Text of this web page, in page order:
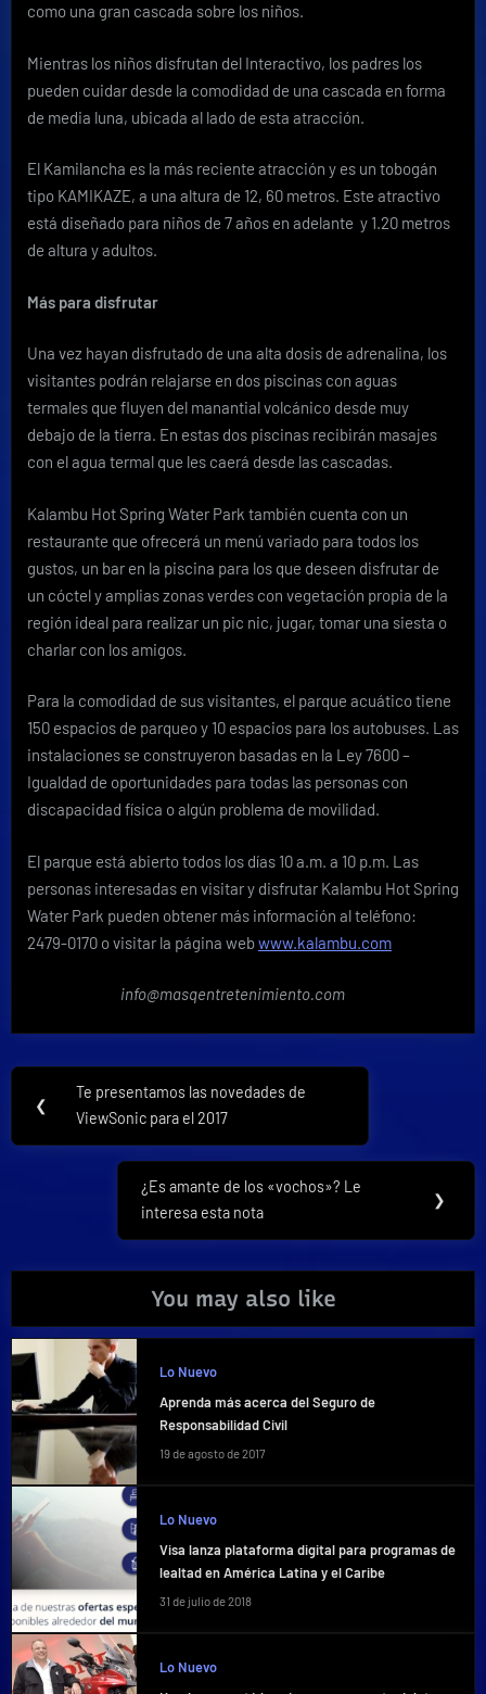
como una gran cascada sobre los niños.
Mientras los niños disfrutan del Interactivo, los padres los
pueden cuidar desde la comodidad de una cascada en forma
de media luna, ubicada al lado de esta atracción.
El Kamilancha es la más reciente atracción y es un tobogán
tipo KAMIKAZE, a una altura de 12, 60 metros. Este atractivo
está diseñado para niños de 7 años en adelante y 1.20 metros
de altura y adultos.
Más para disfrutar
Una vez hayan disfrutado de una alta dosis de adrenalina, los
visitantes podrán relajarse en dos piscinas con aguas
termales que fluyen del manantial volcánico desde muy
debajo de la tierra. En estas dos piscinas recibirán masajes
con el agua termal que les caerá desde las cascadas.
Kalambu Hot Spring Water Park también cuenta con un
restaurante que ofrecerá un menú variado para todos los
gustos, un bar en la piscina para los que deseen disfrutar de
un cóctel y amplias zonas verdes con vegetación propia de la
región ideal para realizar un pic nic, jugar, tomar una siesta o
charlar con los amigos.
Para la comodidad de sus visitantes, el parque acuático tiene
150 espacios de parqueo y 10 espacios para los autobuses. Las
instalaciones se construyeron basadas en la Ley 7600 –
Igualdad de oportunidades para todas las personas con
discapacidad física o algún problema de movilidad.
El parque está abierto todos los días 10 a.m. a 10 p.m. Las
personas interesadas en visitar y disfrutar Kalambu Hot Spring
Water Park pueden obtener más información al teléfono:
2479-0170 o visitar la página webwww.kalambu.com
info@masqentretenimiento.com
Navegación
de
entradas
❮
Previous
Post:
Te presentamos las novedades de
ViewSonic para el 2017
Next
Post:
¿Es amante de los «vochos»? Le
interesa esta nota
❯
You may also like
Lo Nuevo
Aprenda más acerca del Seguro de
Responsabilidad Civil
19 de agosto de 2017
Lo Nuevo
Visa lanza plataforma digital para programas de
lealtad en América Latina y el Caribe
31 de julio de 2018
Lo Nuevo